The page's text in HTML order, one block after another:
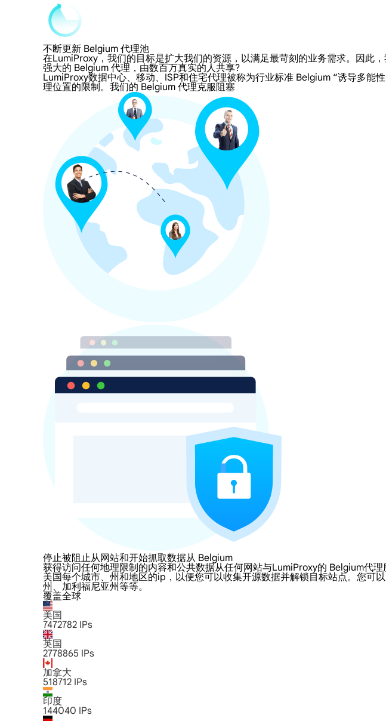
不断更新 Belgium 代理池
在LumiProxy，我们的目标是扩大我们的资源，以满足最苛刻的业务需求。因此
强大的 Belgium 代理，由数百万真实的人共享?
LumiProxy数据中心、移动、ISP和住宅代理被称为行业标准 Belgium “诱导多
理位置的限制。我们的 Belgium 代理克服阻塞
停止被阻止从网站和开始抓取数据从 Belgium
获得访问任何地理限制的内容和公共数据从任何网站与LumiProxy的 Belgium代
美国每个城市、州和地区的ip，以便您可以收集开源数据并解锁目标站点。您可
州、加利福尼亚州等等。
覆盖全球
美国
7472782 IPs
英国
2778865 IPs
加拿大
518712 IPs
印度
144040 IPs